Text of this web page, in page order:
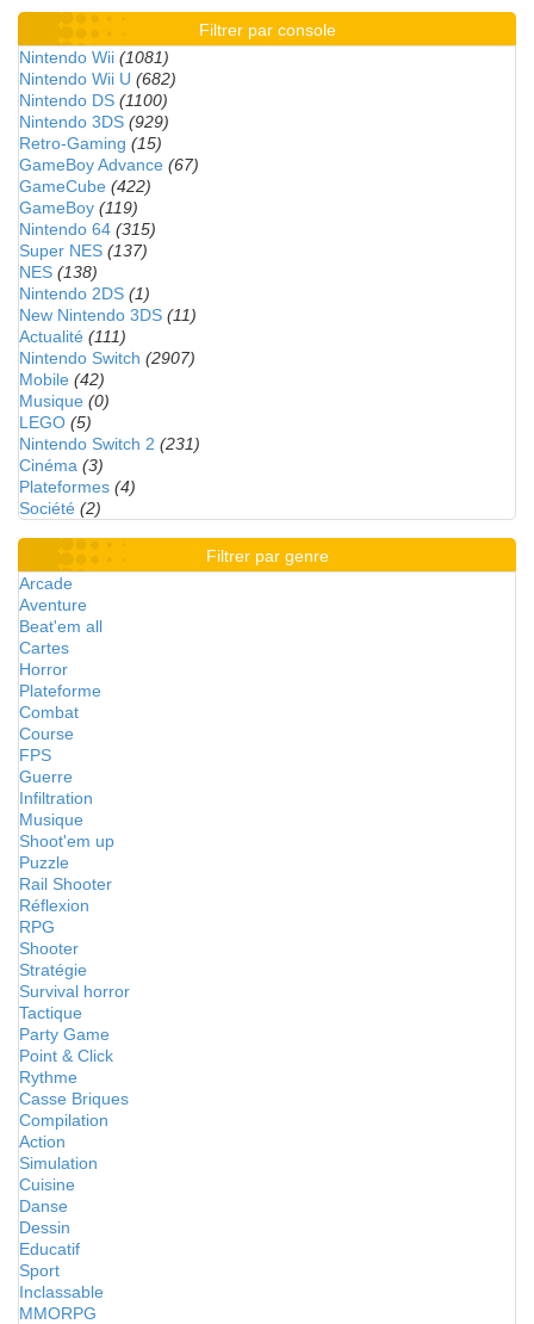
Filtrer par console
Nintendo Wii (1081)
Nintendo Wii U (682)
Nintendo DS (1100)
Nintendo 3DS (929)
Retro-Gaming (15)
GameBoy Advance (67)
GameCube (422)
GameBoy (119)
Nintendo 64 (315)
Super NES (137)
NES (138)
Nintendo 2DS (1)
New Nintendo 3DS (11)
Actualité (111)
Nintendo Switch (2907)
Mobile (42)
Musique (0)
LEGO (5)
Nintendo Switch 2 (231)
Cinéma (3)
Plateformes (4)
Société (2)
Filtrer par genre
Arcade
Aventure
Beat'em all
Cartes
Horror
Plateforme
Combat
Course
FPS
Guerre
Infiltration
Musique
Shoot'em up
Puzzle
Rail Shooter
Réflexion
RPG
Shooter
Stratégie
Survival horror
Tactique
Party Game
Point & Click
Rythme
Casse Briques
Compilation
Action
Simulation
Cuisine
Danse
Dessin
Educatif
Sport
Inclassable
MMORPG